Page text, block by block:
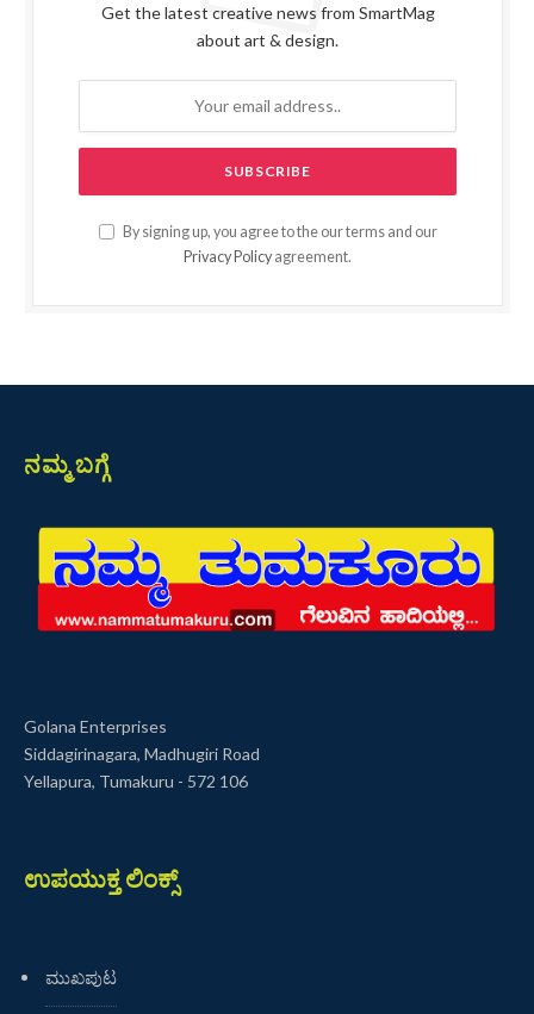
Get the latest creative news from SmartMag
about art & design.
By signing up, you agree to the our terms and our
Privacy Policy agreement.
ನಮ್ಮ ಬಗ್ಗೆ
Golana Enterprises
Siddagirinagara, Madhugiri Road
Yellapura, Tumakuru - 572 106
ಉಪಯುಕ್ತ ಲಿಂಕ್ಸ್
ಮುಖಪುಟ